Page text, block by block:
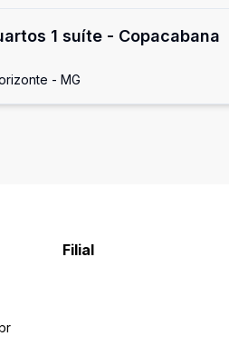
1 suíte - Copacabana
- MG
Filial